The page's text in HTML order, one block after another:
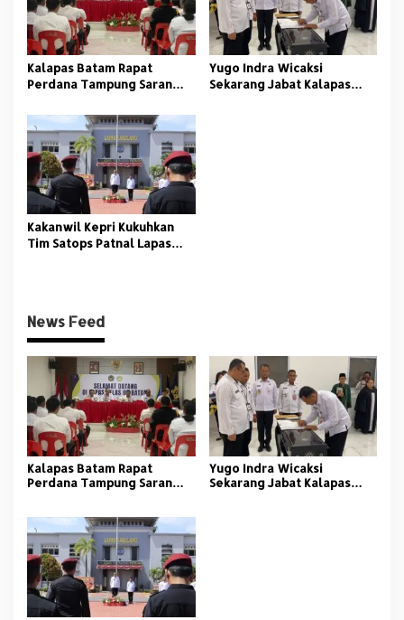
i
p
o
s
Kalapas Batam Rapat
Perdana Tampung Saran
Yugo Indra Wicaksi
Sekarang Jabat Kalapas
Kakanwil Kepri Kukuhkan
Tim Satops Patnal Lapas
News Feed
Kalapas Batam Rapat
Perdana Tampung Saran
Yugo Indra Wicaksi
Sekarang Jabat Kalapas